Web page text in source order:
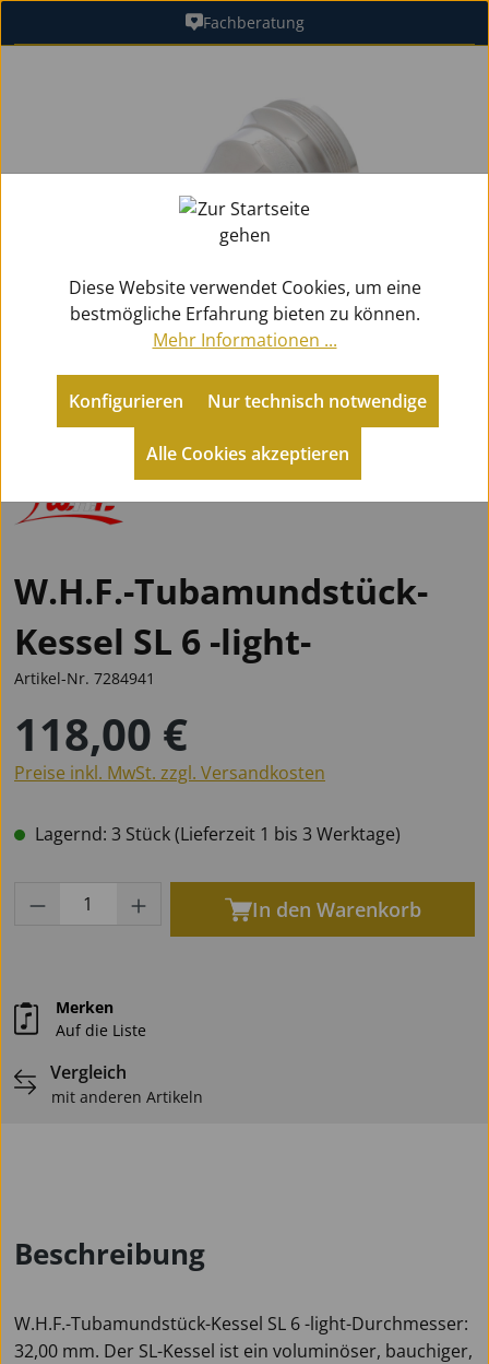
Zum Hauptinhalt springenFachberatung
Mundstücke Blech
W.H.F.-Tubamundstück-
Kessel SL 6 -light-
Artikel-Nr. 7284941
Regulärer Preis:
118,00 €
Preise inkl. MwSt. zzgl. Versandkosten
Lagernd: 3 Stück (Lieferzeit 1 bis 3 Werktage)
Produkt Anzahl: Gib den gewünschten
In den Warenkorb
Merken
Auf die Liste
Vergleich
mit anderen Artikeln
Beschreibung
W.H.F.-Tubamundstück-Kessel SL 6 -light-Durchmesser:
32,00 mm. Der SL-Kessel ist ein voluminöser, bauchiger,
Diese Website verwendet Cookies, um eine
bestmögliche Erfahrung bieten zu können.
Mehr Informationen ...
Konfigurieren
Alle Cookies akzeptieren
Nur technisch notwendige